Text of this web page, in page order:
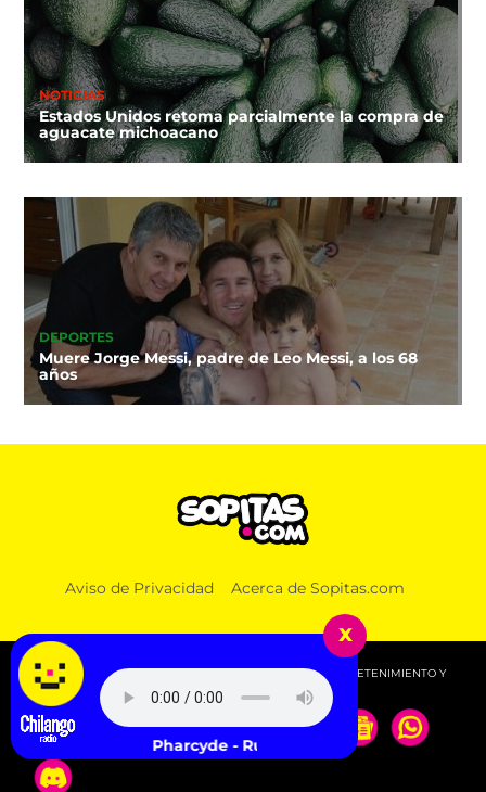
NOTICIAS
Estados Unidos retoma parcialmente la compra de
aguacate michoacano
DEPORTES
Muere Jorge Messi, padre de Leo Messi, a los 68
años
Aviso de Privacidad Acerca de Sopitas.com
© 2026 SOPITAS.COM - MÚSICA, NOTICIAS, DEPORTES, ENTRETENIMIENTO Y
MÁS!.
x
The Pharcyde - Runnin'